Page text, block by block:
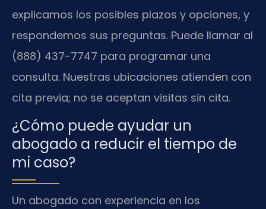
explicamos los posibles plazos y opciones, y
respondemos sus preguntas. Puede llamar al
(888) 437-7747 para programar una
consulta. Nuestras ubicaciones atienden con
cita previa; no se aceptan visitas sin cita.
¿Cómo puede ayudar un
abogado a reducir el tiempo de
mi caso?
Un abogado con experiencia en los